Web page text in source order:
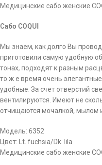
Медицинские сабо женские
Сабо COQUI
Мы знаем, как долго Вы
приготовили самую удобную
тонах, подходят к разным
то ж е время очень
удобные. За счет отверстий
вентилируются. Имеют не
отчищаются мочалкой, мылом
Модель: 6352
Цвет: Lt. fuchsia/Dk. lila
Медицинские сабо женские